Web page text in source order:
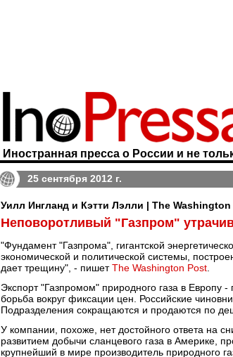
Иностранная пресса о России и не
25 сентября 2012 г.
Уилл Ингланд и Кэтти Лэлли | The
Неповоротливый "Газпром"
"Фундамент "Газпрома", гигантской
экономической и политической системы,
дает трещину", - пишетThe Washington Post
Экспорт "Газпромом" природного газа в Европу -
борьба вокруг фиксации цен. Российские
Подразделения сокращаются и продаются по
У компании, похоже, нет достойного ответа на
развитием добычи сланцевого газа в Америке,
крупнейший в мире производитель природного